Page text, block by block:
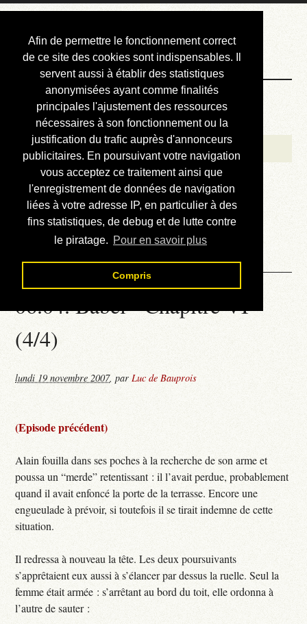
Afin de permettre le fonctionnement correct
de ce site des cookies sont indispensables. Il
servent aussi à établir des statistiques
anonymisées ayant comme finalités
principales l'ajustement des ressources
nécessaires à son fonctionnement ou la
justification du trafic auprès d'annonceurs
publicitaires. En poursuivant votre navigation
vous acceptez ce traitement ainsi que
l'enregistrement de données de navigation
liées à votre adresse IP, en particulier à des
fins statistiques, de debug et de lutte contre
le piratage. Pour en savoir plus
Compris
Courbis, « LE »
Blog Officiel
Bienvenue
Réalisations
Divers (et d’été)
Annonces
Liens externes
Téléchargement
Contact
06.04. Babel - Chapitre VI
(4/4)
lundi 19 novembre 2007,parLuc de Bauprois
(Episode précédent)
Alain fouilla dans ses poches à la recherche de son arme et
poussa un “merde” retentissant : il l’avait perdue, probablement
quand il avait enfoncé la porte de la terrasse. Encore une
engueulade à prévoir, si toutefois il se tirait indemne de cette
situation.
Il redressa à nouveau la tête. Les deux poursuivants
s’apprêtaient eux aussi à s’élancer par dessus la ruelle. Seul la
femme était armée : s’arrêtant au bord du toit, elle ordonna à
l’autre de sauter :